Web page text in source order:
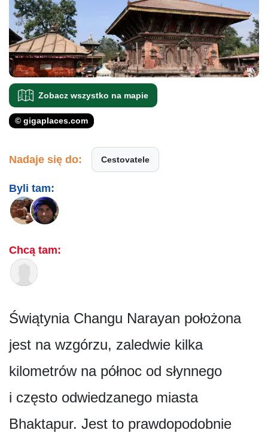
Zobacz wszystko na mapie
© gigaplaces.com
Nadaje się do: Cestovatele
Byli tam:
Chcą tam:
Świątynia Changu Narayan położona
jest na wzgórzu, zaledwie kilka
kilometrów na północ od słynnego
i często odwiedzanego miasta
Bhaktapur. Jest to prawdopodobnie